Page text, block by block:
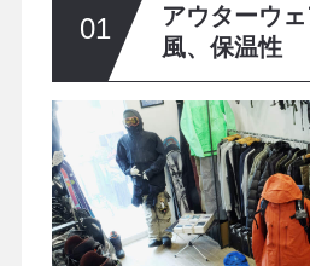
アウターウ
風、保温性